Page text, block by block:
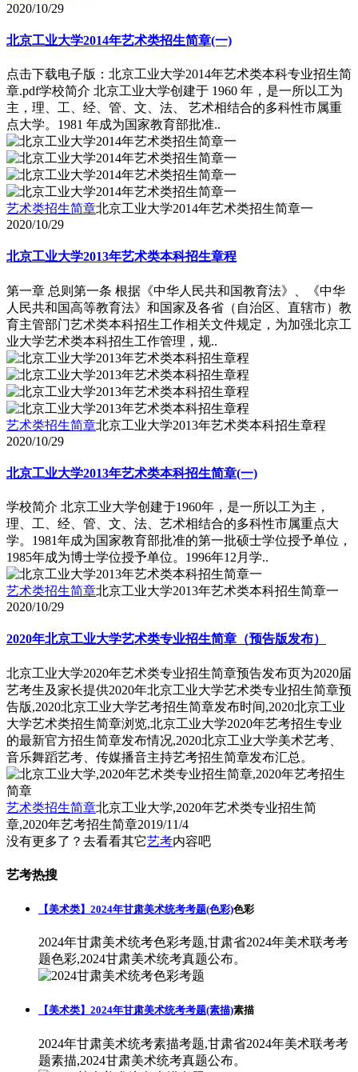
2020/10/29
北京工业大学2014年艺术类招生简章(一)
点击下载电子版：北京工业大学2014年艺术类本科专业招生简
章.pdf学校简介 北京工业大学创建于 1960 年，是一所以工为
主，理、工、经、管、文、法、 艺术相结合的多科性市属重
点大学。1981 年成为国家教育部批准..
艺术类招生简章北京工业大学2014年艺术类招生简章一
2020/10/29
北京工业大学2013年艺术类本科招生章程
第一章 总则第一条 根据《中华人民共和国教育法》、《中华
人民共和国高等教育法》和国家及各省（自治区、直辖市）教
育主管部门艺术类本科招生工作相关文件规定，为加强北京工
业大学艺术类本科招生工作管理，规..
艺术类招生简章北京工业大学2013年艺术类本科招生章程
2020/10/29
北京工业大学2013年艺术类本科招生简章(一)
学校简介 北京工业大学创建于1960年，是一所以工为主，
理、工、经、管、文、法、艺术相结合的多科性市属重点大
学。1981年成为国家教育部批准的第一批硕士学位授予单位，
1985年成为博士学位授予单位。1996年12月学..
艺术类招生简章北京工业大学2013年艺术类本科招生简章一
2020/10/29
2020年北京工业大学艺术类专业招生简章（预告版发布）
北京工业大学2020年艺术类专业招生简章预告发布页为2020届
艺考生及家长提供2020年北京工业大学艺术类专业招生简章预
告版,2020北京工业大学艺考招生简章发布时间,2020北京工业
大学艺术类招生简章浏览,北京工业大学2020年艺考招生专业
的最新官方招生简章发布情况,2020北京工业大学美术艺考、
音乐舞蹈艺考、传媒播音主持艺考招生简章发布汇总。
艺术类招生简章北京工业大学,2020年艺术类专业招生简
章,2020年艺考招生简章2019/11/4
没有更多了？去看看其它艺考内容吧
艺考热搜
【美术类】2024年甘肃美术统考考题(色彩)色彩
2024年甘肃美术统考色彩考题,甘肃省2024年美术联考考
题色彩,2024甘肃美术统考真题公布。
【美术类】2024年甘肃美术统考考题(素描)素描
2024年甘肃美术统考素描考题,甘肃省2024年美术联考考
题素描,2024甘肃美术统考真题公布。